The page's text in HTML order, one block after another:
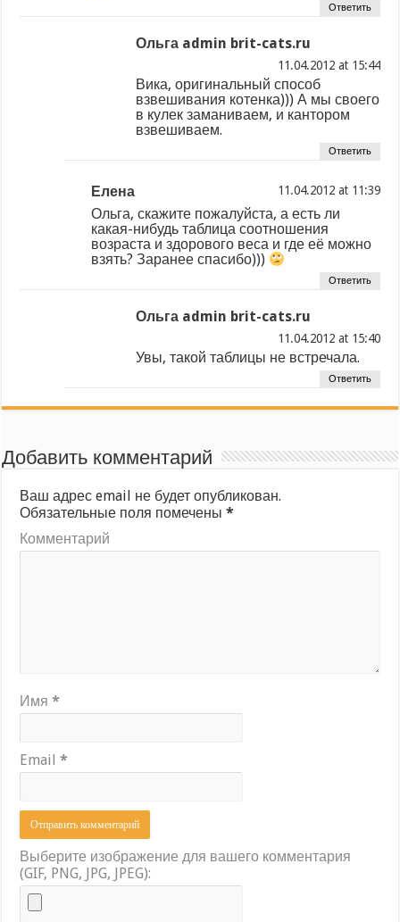
Ответить
Ольга admin brit-cats.ru
at
Вика, оригинальный способ
взвешивания котенка))) А мы своего
в кулек заманиваем, и кантором
взвешиваем.
Ответить
Елена at
Ольга, скажите пожалуйста, а есть ли
какая-нибудь таблица соотношения
возраста и здорового веса и где её можно
взять? Заранее спасибо)))
Ответить
Ольга admin brit-cats.ru
at
Увы, такой таблицы не встречала.
Ответить
Добавить комментарий
Ваш адрес email не будет опубликован.
Обязательные поля помечены*
Комментарий
Имя*
Email*
Выберите изображение для вашего комментария
(GIF, PNG, JPG, JPEG):